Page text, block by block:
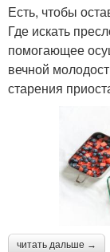
Есть, чтобы
Где искать
помогающее
вечной
старения
читать дальше →